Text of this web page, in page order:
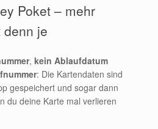
Poket – mehr
denn je
, kein Ablaufdatum
: Die Kartendaten sind
gespeichert und sogar dann
du deine Karte mal verlieren